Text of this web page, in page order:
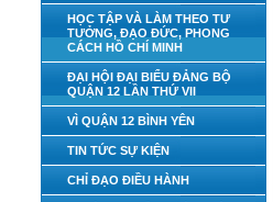
HỌC TẬP VÀ LÀM THEO TƯ
TƯỞNG, ĐẠO ĐỨC, PHONG
CÁCH HỒ CHÍ MINH
ĐẠI HỘI ĐẠI BIỂU ĐẢNG BỘ
QUẬN 12 LẦN THỨ VII
VÌ QUẬN 12 BÌNH YÊN
TIN TỨC SỰ KIỆN
CHỈ ĐẠO ĐIỀU HÀNH